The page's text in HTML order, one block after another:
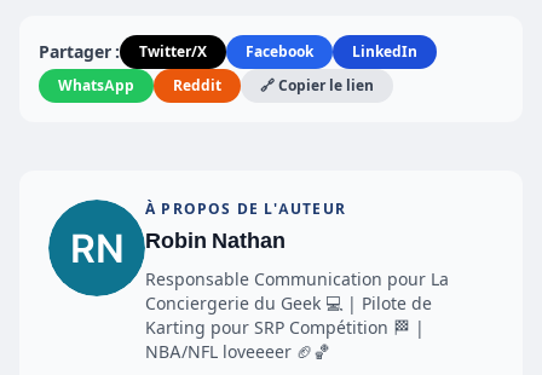
Partager : Twitter/X Facebook
LinkedIn
WhatsApp
Reddit 🔗 Copier le lien
À PROPOS DE L'AUTEUR
Robin Nathan
Responsable Communication pour La
Conciergerie du Geek 💻 | Pilote de
Karting pour SRP Compétition 🏁 |
NBA/NFL loveeeer 🏈🏀